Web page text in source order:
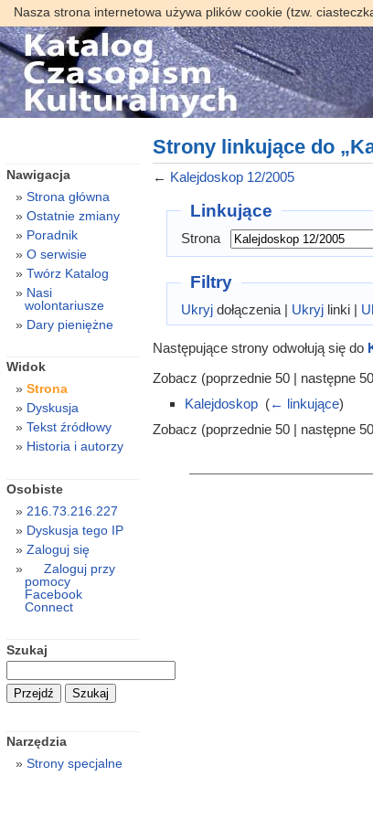
Nasza strona internetowa używa plików cookie (tzw.
Strony linkujące do
← Kalejdoskop 12/2005
Linkujące
Strona
Filtry
Ukryj dołączenia | Ukryj linki |
Następujące strony odwołują się do
Zobacz (poprzednie 50 | następne
Kalejdoskop‎ (← linkujące)
Zobacz (poprzednie 50 | następne
Nawigacja
Strona główna
Ostatnie zmiany
Poradnik
O serwisie
Twórz Katalog
Nasi
wolontariusze
Dary pieniężne
Widok
Strona
Dyskusja
Tekst źródłowy
Historia i autorzy
Osobiste
216.73.216.227
Dyskusja tego IP
Zaloguj się
Zaloguj przy
pomocy
Facebook
Connect
Szukaj
Narzędzia
Strony specjalne